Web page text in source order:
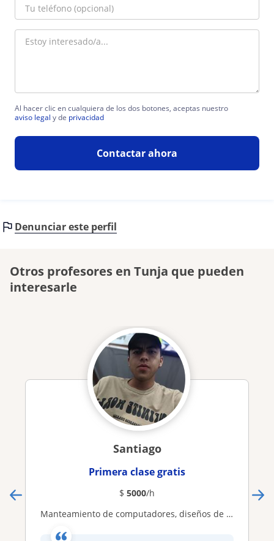
Al hacer clic en cualquiera de los dos botones, aceptas nuestro
aviso legal y de privacidad
Contactar ahora
Denunciar este perfil
Otros profesores en Tunja que pueden
interesarle
Santiago
Primera clase gratis
$ 5000/h
manteamiento de computadores, diseños de planos 3D, figuras 3D en SketchUp y AutoCAD